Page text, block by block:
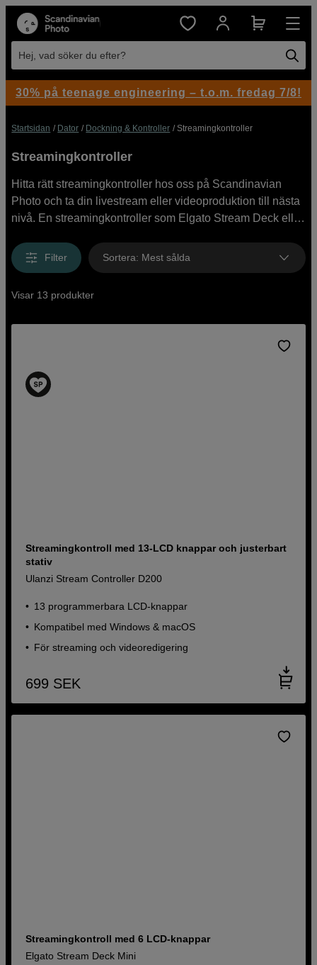
Hej, vad söker du efter?
Startsidan Dator Dockning & Kontroller Streamingkontroller
Streamingkontroller
Hitta rätt streamingkontroller hos oss på Scandinavian
Photo och ta din livestream eller videoproduktion till nästa
nivå. En streamingkontroller som Elgato Stream Deck eller
med anpassningsbara knappar för smidiga övergångar,
ljudjusteringar och genvägar. Perfekt för dig som streamar,
Utforska vårt utbud av streamingkontroller från varumärken
eller besök oss i butik för personlig service och rådgivning.
Filter Sortera: Mest sålda
Visar 13 produkter
Streamingkontroll med 13-LCD knappar och justerbart
stativ
Ulanzi Stream Controller D200
13 programmerbara LCD-knappar
Kompatibel med Windows & macOS
För streaming och videoredigering
699 SEK
Streamingkontroll med 6 LCD-knappar
Elgato Stream Deck Mini
30% på teenage engineering – t.o.m. fredag 7/8!